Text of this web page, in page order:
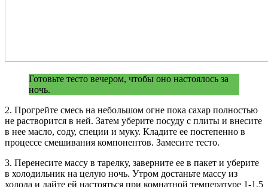
Готовьте тесто вечером, чтобы оно настоялось за
ночь.
2. Прогрейте смесь на небольшом огне пока сахар полностью
не растворится в ней. Затем уберите посуду с плиты и внесите
в нее масло, соду, специи и муку. Кладите ее постепенно в
процессе смешивания компонентов. Замесите тесто.
3. Перенесите массу в тарелку, заверните ее в пакет и уберите
в холодильник на целую ночь. Утром достаньте массу из
холода и дайте ей настояться при комнатной температуре 1-1,5